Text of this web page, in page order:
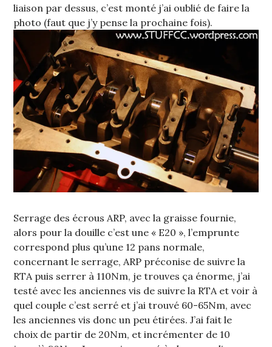
liaison par dessus, c’est monté j’ai oublié de faire la
photo (faut que j’y pense la prochaine fois).
Serrage des écrous ARP, avec la graisse fournie,
alors pour la douille c’est une « E20 », l’emprunte
correspond plus qu’une 12 pans normale,
concernant le serrage, ARP préconise de suivre la
RTA puis serrer à 110Nm, je trouves ça énorme, j’ai
testé avec les anciennes vis de suivre la RTA et voir à
quel couple c’est serré et j’ai trouvé 60-65Nm, avec
les anciennes vis donc un peu étirées. J’ai fait le
choix de partir de 20Nm, et incrémenter de 10